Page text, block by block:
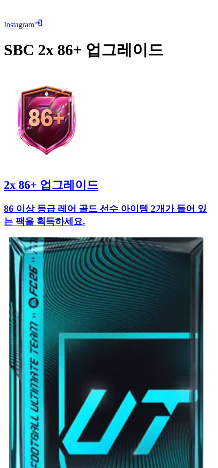
Instagram
SBC 2x 86+ 업그레이드
2x 86+ 업그레이드
86 이상 등급 레어 골드 선수 아이템 2개가 들어 있
는 팩을 획득하세요.